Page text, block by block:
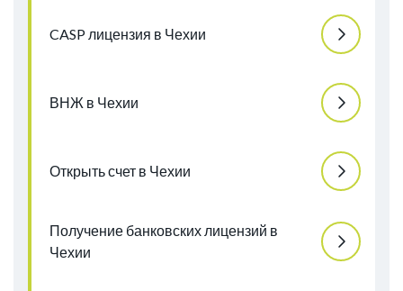
CASP лицензия в Чехии
ВНЖ в Чехии
Открыть счет в Чехии
Получение банковских лицензий в
Чехии